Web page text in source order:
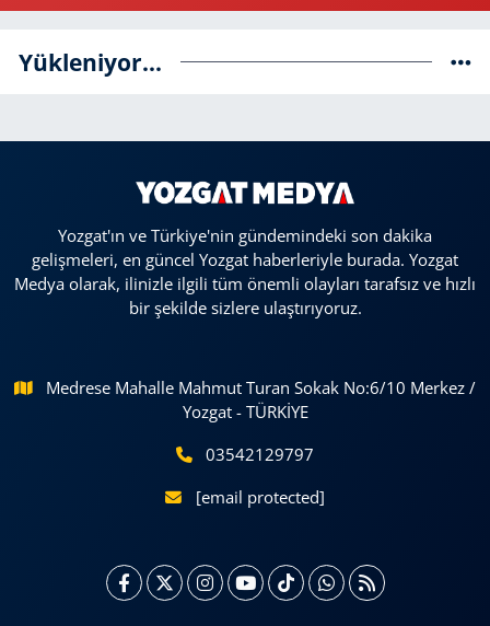
Yükleniyor...
Yozgat'ın ve Türkiye'nin gündemindeki son dakika
gelişmeleri, en güncel Yozgat haberleriyle burada. Yozgat
Medya olarak, ilinizle ilgili tüm önemli olayları tarafsız ve hızlı
bir şekilde sizlere ulaştırıyoruz.
Medrese Mahalle Mahmut Turan Sokak No:6/10 Merkez /
Yozgat - TÜRKİYE
03542129797
[email protected]